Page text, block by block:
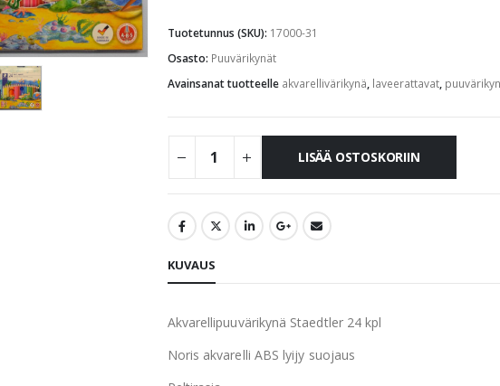
Tuotetunnus (SKU): 17000-31
Osasto: Puuvärikynät
Avainsanat tuotteelle akvarellivärikynä, laveerattavat,
LISÄÄ OSTOSKORIIN
KUVAUS
Akvarellipuuvärikynä Staedtler 24 kpl
Noris akvarelli ABS lyijy suojaus